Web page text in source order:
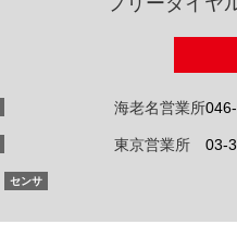
海老名営業所
東京営業所 03-
センサ